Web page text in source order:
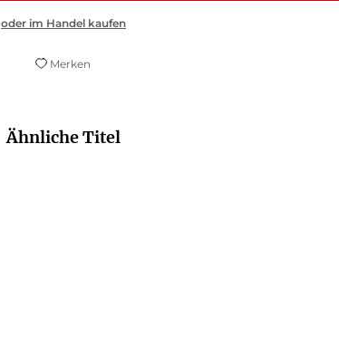
oder im Handel kaufen
Merken
Ähnliche Titel